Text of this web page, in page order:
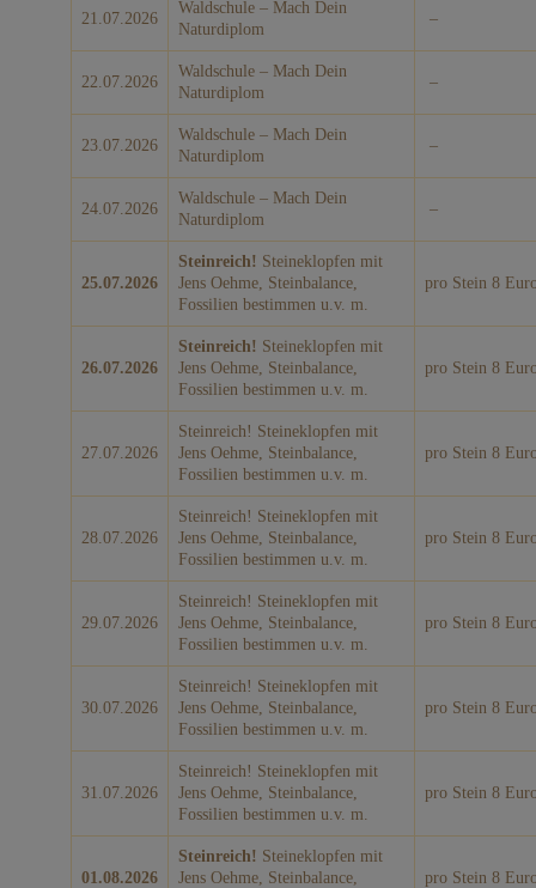
21.07.2026
Waldschule – Mach Dein
Naturdiplom
–
22.07.2026
Waldschule – Mach Dein
Naturdiplom
–
23.07.2026
Waldschule – Mach Dein
Naturdiplom
–
24.07.2026
Waldschule – Mach Dein
Naturdiplom
–
25.07.2026
Steinreich! Steineklopfen mit
Jens Oehme, Steinbalance,
Fossilien bestimmen u.v. m.
pro Stein 8
26.07.2026
Steinreich! Steineklopfen mit
Jens Oehme, Steinbalance,
Fossilien bestimmen u.v. m.
pro Stein 8
27.07.2026
Steinreich! Steineklopfen mit
Jens Oehme, Steinbalance,
Fossilien bestimmen u.v. m.
pro Stein 8
28.07.2026
Steinreich! Steineklopfen mit
Jens Oehme, Steinbalance,
Fossilien bestimmen u.v. m.
pro Stein 8
29.07.2026
Steinreich! Steineklopfen mit
Jens Oehme, Steinbalance,
Fossilien bestimmen u.v. m.
pro Stein 8
30.07.2026
Steinreich! Steineklopfen mit
Jens Oehme, Steinbalance,
Fossilien bestimmen u.v. m.
pro Stein 8
31.07.2026
Steinreich! Steineklopfen mit
Jens Oehme, Steinbalance,
Fossilien bestimmen u.v. m.
pro Stein 8
01.08.2026
Steinreich! Steineklopfen mit
Jens Oehme, Steinbalance,
pro Stein 8